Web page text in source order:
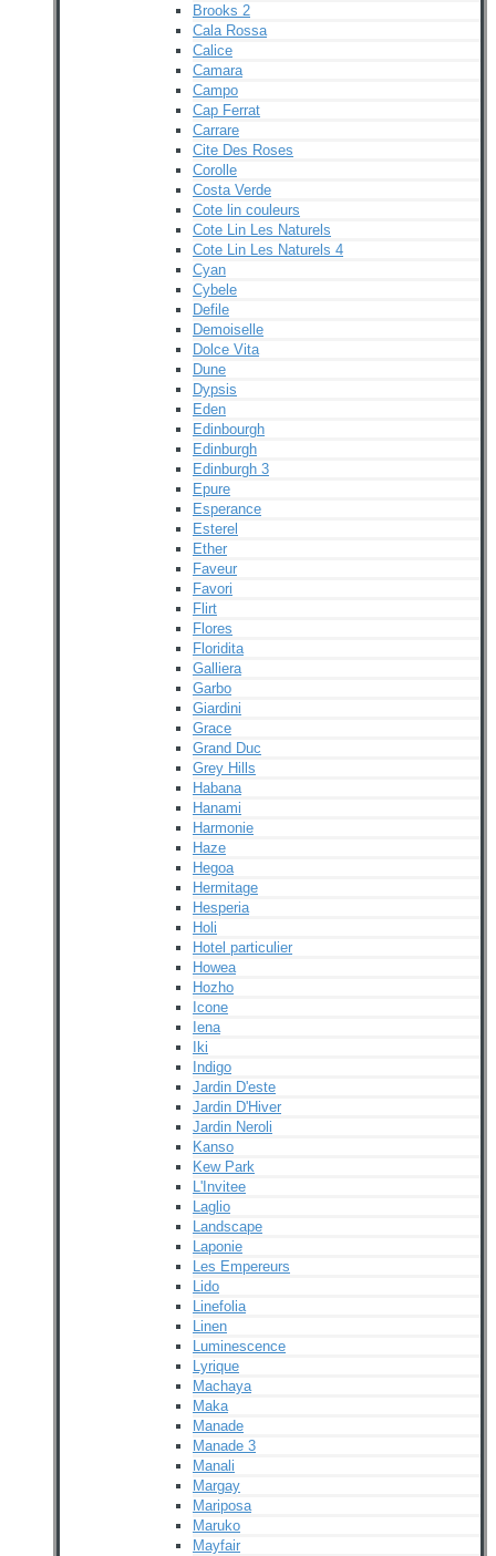
Brooks 2
Cala Rossa
Calice
Camara
Campo
Cap Ferrat
Carrare
Cite Des Roses
Corolle
Costa Verde
Cote lin couleurs
Cote Lin Les Naturels
Cote Lin Les Naturels 4
Cyan
Cybele
Defile
Demoiselle
Dolce Vita
Dune
Dypsis
Eden
Edinbourgh
Edinburgh
Edinburgh 3
Epure
Esperance
Esterel
Ether
Faveur
Favori
Flirt
Flores
Floridita
Galliera
Garbo
Giardini
Grace
Grand Duc
Grey Hills
Habana
Hanami
Harmonie
Haze
Hegoa
Hermitage
Hesperia
Holi
Hotel particulier
Howea
Hozho
Icone
Iena
Iki
Indigo
Jardin D'este
Jardin D'Hiver
Jardin Neroli
Kanso
Kew Park
L'Invitee
Laglio
Landscape
Laponie
Les Empereurs
Lido
Linefolia
Linen
Luminescence
Lyrique
Machaya
Maka
Manade
Manade 3
Manali
Margay
Mariposa
Maruko
Mayfair